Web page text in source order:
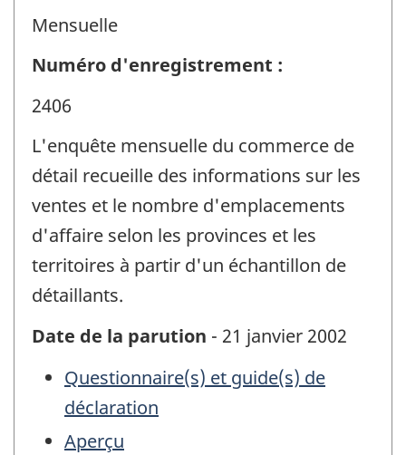
Mensuelle
Numéro d'enregistrement :
2406
L'enquête mensuelle du commerce de
détail recueille des informations sur les
ventes et le nombre d'emplacements
d'affaire selon les provinces et les
territoires à partir d'un échantillon de
détaillants.
Date de la parution - 21 janvier 2002
Questionnaire(s) et guide(s) de
déclaration
Aperçu